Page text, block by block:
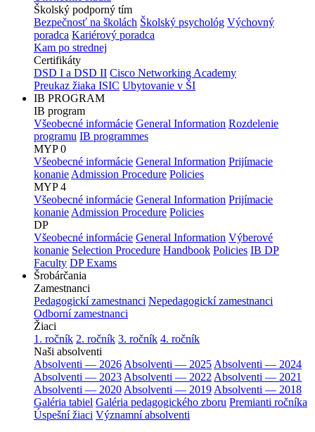
Školský podporný tím
Bezpečnosť na školách Školský psychológ Výchovný
poradca Kariérový poradca
Kam po strednej
Certifikáty
DSD I a DSD II Cisco Networking Academy
Preukaz žiaka ISIC Ubytovanie v ŠI
IB PROGRAM
IB program
Všeobecné informácie General Information Rozdelenie
programu IB programmes
MYP 0
Všeobecné informácie General Information Prijímacie
konanie Admission Procedure Policies
MYP 4
Všeobecné informácie General Information Prijímacie
konanie Admission Procedure Policies
DP
Všeobecné informácie General Information Výberové
konanie Selection Procedure Handbook Policies IB DP
Faculty DP Exams
Šrobárčania
Zamestnanci
Pedagogickí zamestnanci Nepedagogickí zamestnanci
Odborní zamestnanci
Žiaci
1. ročník 2. ročník 3. ročník 4. ročník
Naši absolventi
Absolventi — 2026 Absolventi — 2025 Absolventi — 2024
Absolventi — 2023 Absolventi — 2022 Absolventi — 2021
Absolventi — 2020 Absolventi — 2019 Absolventi — 2018
Galéria tabiel Galéria pedagogického zboru Premianti ročníka
Úspešní žiaci Významní absolventi